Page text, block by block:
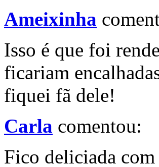
Ameixinha
Isso é que foi
ficariam
fiquei fã dele!
Carla comentou:
Fico deliciada com